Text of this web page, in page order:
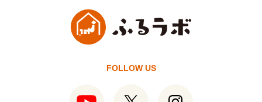
FOLLOW US